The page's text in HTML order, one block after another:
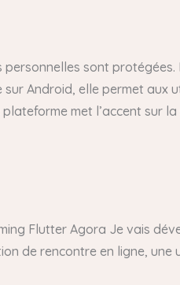
sont protégées.
Android, elle permet aux
met l’accent sur la
Flutter Agora Je vais
de rencontre en ligne, une